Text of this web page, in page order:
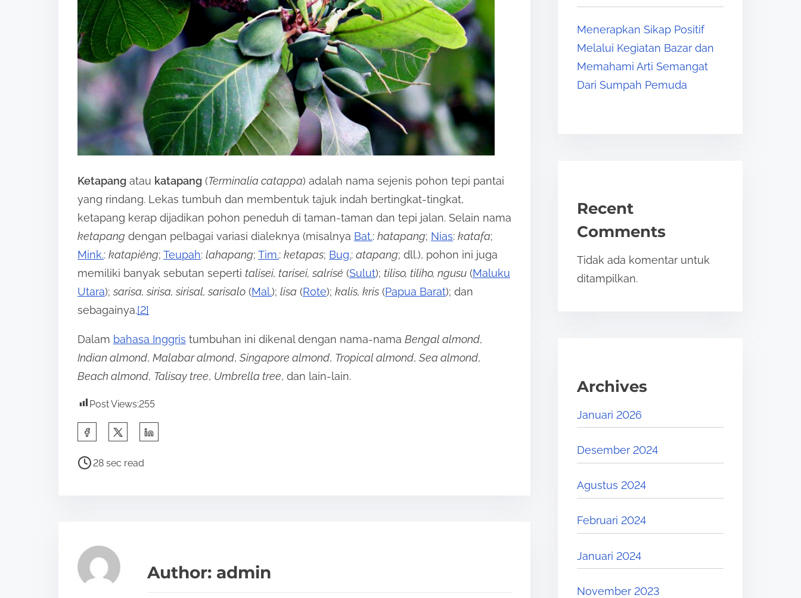
s
p
o
s
n
:
Ketapang atau katapang (Terminalia catappa) adalah nama sejenis pohon tepi pantai
yang rindang. Lekas tumbuh dan membentuk tajuk indah bertingkat-tingkat,
ketapang kerap dijadikan pohon peneduh di taman-taman dan tepi jalan. Selain nama
ketapang dengan pelbagai variasi dialeknya (misalnya Bat.: hatapang; Nias: katafa;
Mink.: katapiĕng; Teupah: lahapang; Tim.: ketapas; Bug.: atapang; dll.), pohon ini juga
memiliki banyak sebutan seperti talisei, tarisei, salrisé (Sulut); tiliso, tiliho, ngusu (Maluku
Utara);sarisa, sirisa, sirisal, sarisalo (Mal.); lisa (Rote); kalis, kris (Papua Barat); dan
sebagainya.[2]
Dalam bahasa Inggris tumbuhan ini dikenal dengan nama-nama Bengal almond,
Indian almond, Malabar almond, Singapore almond, Tropical almond, Sea almond,
Beach almond, Talisay tree, Umbrella tree, dan lain-lain.
Post Views:255
a
s
p
P
a
d
28 sec read
Author: admin
Menerapkan Sikap Positif
Melalui Kegiatan Bazar dan
Memahami Arti Semangat
Dari Sumpah Pemuda
Recent
Comments
Tidak ada komentar untuk
ditampilkan.
Archives
Januari 2026
Desember 2024
Agustus 2024
Februari 2024
Januari 2024
November 2023